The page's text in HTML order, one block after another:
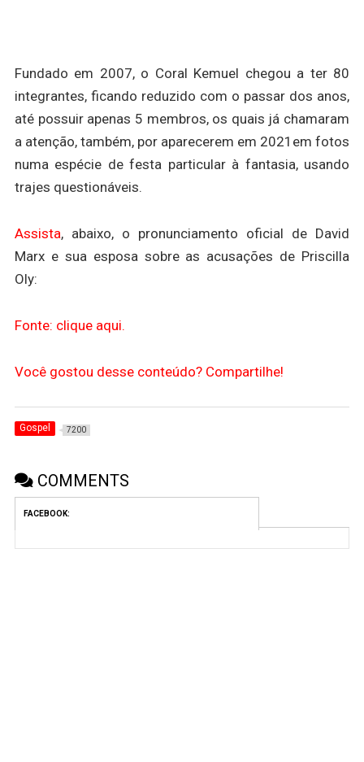
Fundado em 2007, o Coral Kemuel chegou a ter 80
integrantes, ficando reduzido com o passar dos anos,
até possuir apenas 5 membros, os quais já chamaram
a atenção, também, por aparecerem em 2021em fotos
numa espécie de festa particular à fantasia, usando
trajes questionáveis.
Assista, abaixo, o pronunciamento oficial de David
Marx e sua esposa sobre as acusações de Priscilla
Oly:
Fonte: clique aqui.
Você gostou desse conteúdo? Compartilhe!
Gospel 7200
COMMENTS
FACEBOOK: